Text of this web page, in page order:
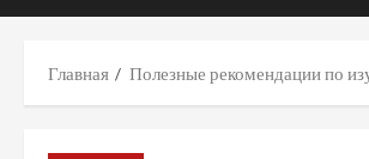
Главная Полезные рекомендации по